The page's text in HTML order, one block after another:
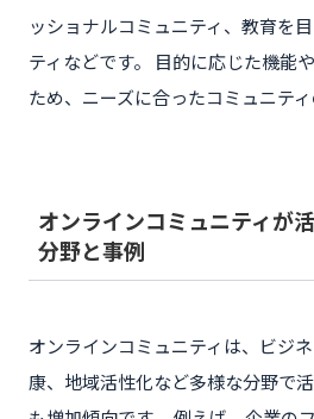
ッショナルコミュニティ、教育を
ティなどです。 目的に応じた機能
ため、ニーズに合ったコミュニティ
オンラインコミュニティが
分野と事例
オンラインコミュニティは、ビジ
康、地域活性化など多様な分野で